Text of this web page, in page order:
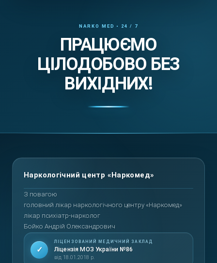
ПРАЦЮЄМО
ЦІЛОДОБОВО БЕЗ
ВИХІДНИХ!
З повагою
головний лікар наркологічного центру «Наркомед»
лікар психіатр-нарколог
Бойко Андрій Олександрович
✓
ЛІЦЕНЗОВАНИЙ МЕДИЧНИЙ ЗАКЛАД
Ліцензія МОЗ України №86
від 18.01.2018 р.